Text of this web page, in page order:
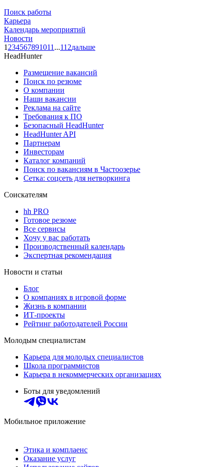
Поиск работы
Карьера
Календарь мероприятий
Новости
1 234567891011 ...112дальше
HeadHunter
Размещение вакансий
Поиск по резюме
О компании
Наши вакансии
Реклама на сайте
Требования к ПО
Безопасный HeadHunter
HeadHunter API
Партнерам
Инвесторам
Каталог компаний
Поиск по вакансиям в Частоозерье
Сетка: соцсеть для нетворкинга
Соискателям
hh PRO
Готовое резюме
Все сервисы
Хочу у вас работать
Производственный календарь
Экспертная рекомендация
Новости и статьи
Блог
О компаниях в игровой форме
Жизнь в компании
ИТ-проекты
Рейтинг работодателей России
Молодым специалистам
Карьера для молодых специалистов
Школа программистов
Карьера в некоммерческих организациях
Боты для уведомлений
Мобильное приложение
Этика и комплаенс
Оказание услуг